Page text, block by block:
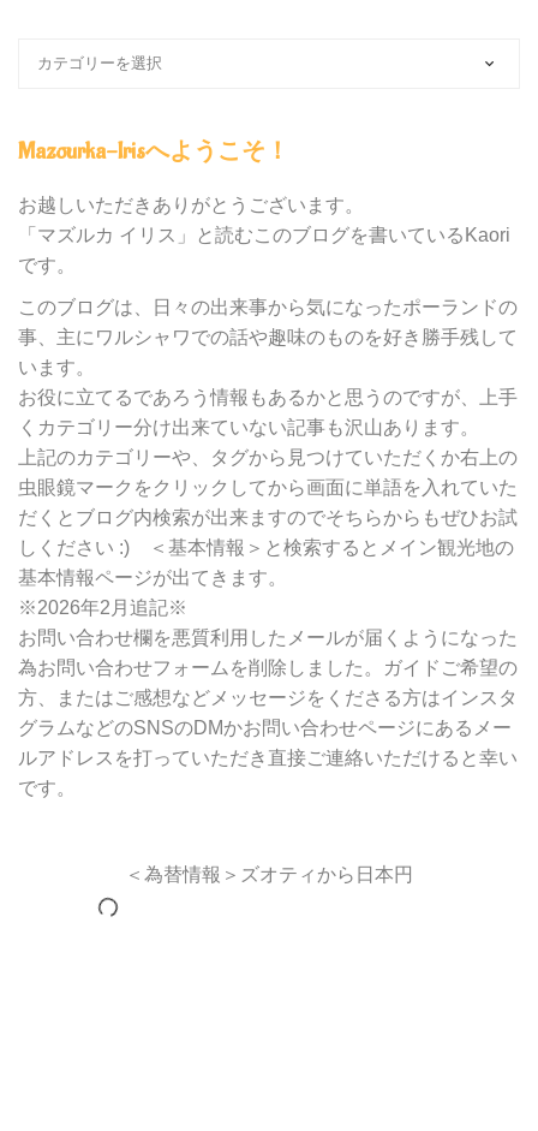
の
テ
ゴ
ー
別
検
索
Mazourka-Irisへようこそ！
お越しいただきありがとうございます。
「マズルカ イリス」と読むこのブログを書いているKaori
です。
このブログは、日々の出来事から気になったポーランドの
事、主にワルシャワでの話や趣味のものを好き勝手残して
います。
お役に立てるであろう情報もあるかと思うのですが、上手
くカテゴリー分け出来ていない記事も沢山あります。
上記のカテゴリーや、タグから見つけていただくか右上の
虫眼鏡マークをクリックしてから画面に単語を入れていた
だくとブログ内検索が出来ますのでそちらからもぜひお試
しください :) ＜基本情報＞と検索するとメイン観光地の
基本情報ページが出てきます。
※2026年2月追記※
お問い合わせ欄を悪質利用したメールが届くようになった
為お問い合わせフォームを削除しました。ガイドご希望の
方、またはご感想などメッセージをくださる方はインスタ
グラムなどのSNSのDMかお問い合わせページにあるメー
ルアドレスを打っていただき直接ご連絡いただけると幸い
です。
＜為替情報＞ズオティから日本円